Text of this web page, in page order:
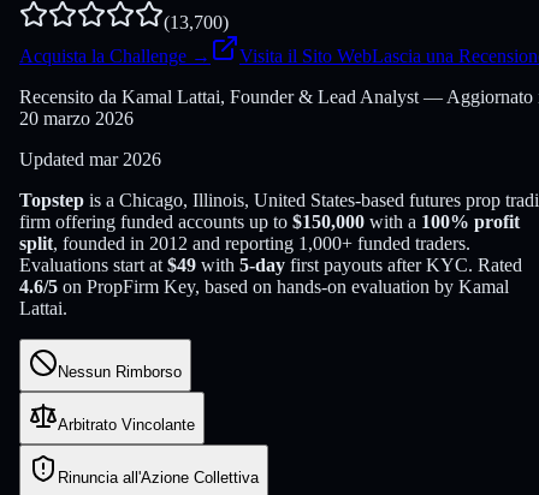
(13,700)
Acquista la Challenge → Visita il Sito WebLascia una
Recensito da Kamal Lattai, Founder & Lead Analyst — Aggiornato
20 marzo 2026
Updated mar 2026
Topstep is a Chicago, Illinois, United States-based futures prop
firm offering funded accounts up to $150,000 with a 100% profit
split, founded in 2012 and reporting 1,000+ funded traders.
Evaluations start at $49 with 5-day first payouts after KYC. Rated
4.6/5 on PropFirm Key, based on hands-on evaluation by Kamal
Lattai.
Nessun Rimborso
Arbitrato Vincolante
Rinuncia all'Azione Collettiva